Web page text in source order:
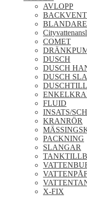
AVLOPP
BLANDARE
COMET
DUSCH
DUSCH
DUSCH
FLUID
INSATS/
KRANRÖR
PACKNING
SLANGAR
X-FIX